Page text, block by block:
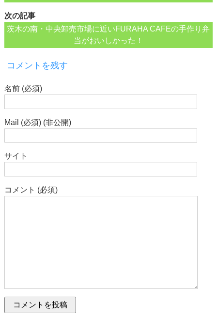
次の記事
茨木の南・中央卸売市場に近いFURAHA CAFEの手作り弁
当がおいしかった！
コメントを残す
名前 (必須)
Mail (必須) (非公開)
サイト
コメント (必須)